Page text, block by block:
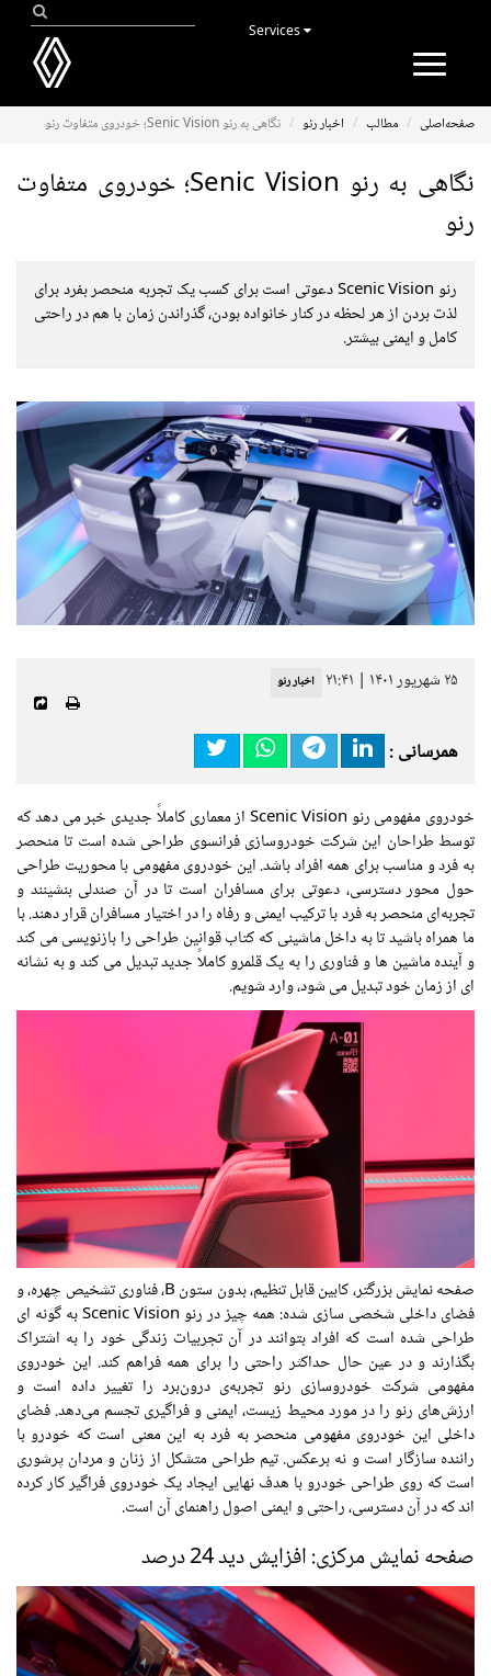
Toggle
صفحه‌اصلی مطالب اخبار رنو نگاهی به رنو Senic Vision؛ خودروی متفاوت رنو
نگاهی به رنو Senic Vision؛ خودروی متفاوت
رنو
رنو Scenic Vision دعوتی است برای کسب یک تجربه منحصر بفرد برای
لذت بردن از هر لحظه در کنار خانواده بودن، گذراندن زمان با هم در راحتی
کامل و ایمنی بیشتر.
۲۵ شهریور ۱۴۰۱ | ۲۱:۴۱ اخبار رنو
همرسانی :
خودروی مفهومی رنو Scenic Vision از معماری کاملاً جدیدی خبر می دهد که
توسط طراحان این شرکت خودروسازی فرانسوی طراحی شده است تا منحصر
به فرد و مناسب برای همه افراد باشد. این خودروی مفهومی با محوریت طراحی
حول محور دسترسی، دعوتی برای مسافران است تا در آن صندلی بنشینند و
تجربه‌ای منحصر به‌ فرد با ترکیب ایمنی و رفاه را در اختیار مسافران قرار دهند. با
ما همراه باشید تا به داخل ماشینی که کتاب قوانین طراحی را بازنویسی می کند
و آینده ماشین ها و فناوری را به یک قلمرو کاملاً جدید تبدیل می کند و به نشانه
ای از زمان خود تبدیل می شود، وارد شویم.
صفحه نمایش بزرگتر، کابین قابل تنظیم، بدون ستون B، فناوری تشخیص چهره، و
فضای داخلی شخصی سازی شده: همه چیز در رنو Scenic Vision به گونه ای
طراحی شده است که افراد بتوانند در آن تجربیات زندگی خود را به اشتراک
بگذارند و در عین حال حداکثر راحتی را برای همه فراهم کند. این خودروی
مفهومی شرکت خودروسازی رنو تجربه‌ی درون‌برد را تغییر داده است و
ارزش‌های رنو را در مورد محیط‌ زیست، ایمنی و فراگیری تجسم می‌دهد. فضای
داخلی این خودروی مفهومی منحصر به فرد به این معنی است که خودرو با
راننده سازگار است و نه برعکس. تیم طراحی متشکل از زنان و مردان پرشوری
است که روی طراحی خودرو با هدف نهایی ایجاد یک خودروی فراگیر کار کرده
اند که در آن دسترسی، راحتی و ایمنی اصول راهنمای آن است.
صفحه نمایش مرکزی: افزایش دید 24 درصد